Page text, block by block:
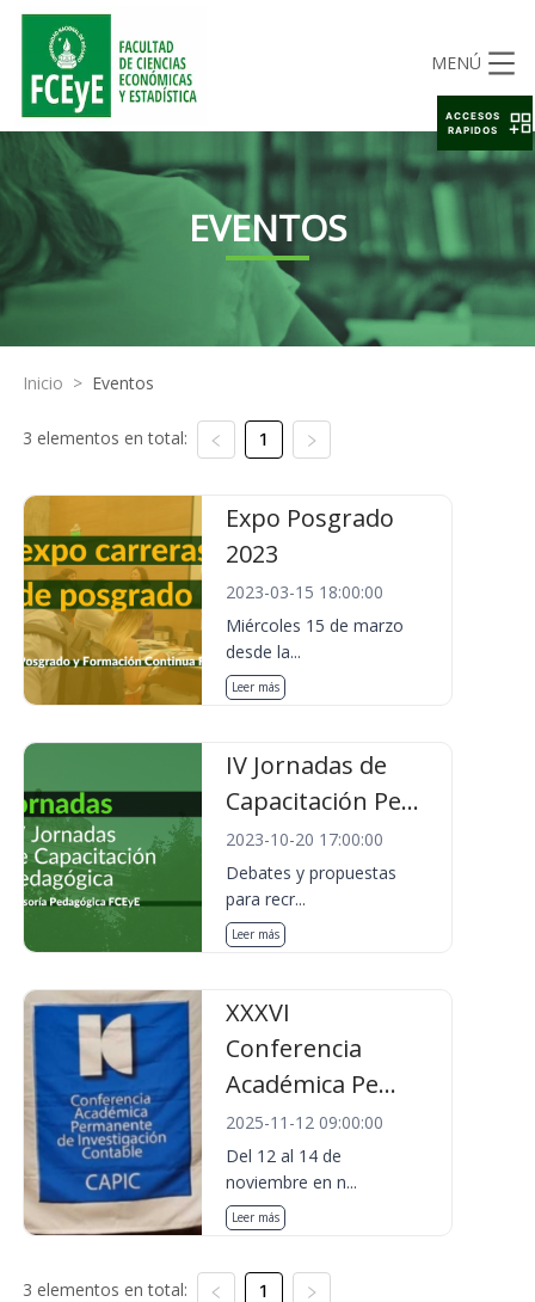
MENÚ
EVENTOS
Inicio > Eventos
3 elementos en total: 1
Expo Posgrado
2023
2023-03-15 18:00:00
Miércoles 15 de marzo
desde la...
Leer más
IV Jornadas de
Capacitación Pe...
2023-10-20 17:00:00
Debates y propuestas
para recr...
Leer más
XXXVI
Conferencia
Académica Pe...
2025-11-12 09:00:00
Del 12 al 14 de
noviembre en n...
Leer más
3 elementos en total: 1
ACCESOS
RAPIDOS